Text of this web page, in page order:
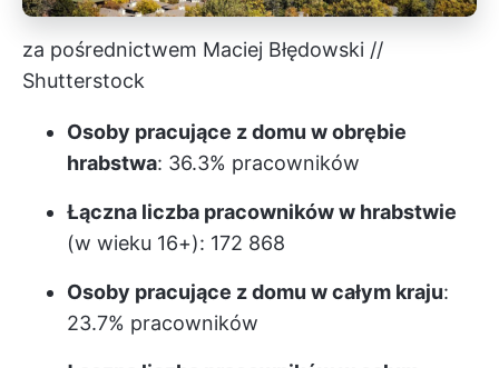
za pośrednictwem Maciej Błędowski //
Shutterstock
Osoby pracujące z domu w obrębie
hrabstwa: 36.3% pracowników
Łączna liczba pracowników w hrabstwie
(w wieku 16+): 172 868
Osoby pracujące z domu w całym kraju:
23.7% pracowników